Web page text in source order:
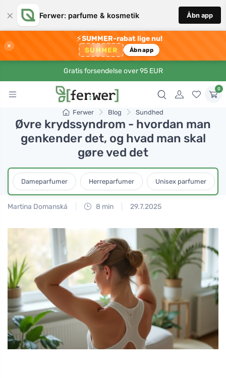
× Ferwer: parfume & kosmetik Åbn app
×
⚡SUMMER-rabat lige nu!
SUMMER Åbn app
Gratis forsendelse over 95 EUR
0
Ferwer Blog Sundhed
Øvre krydssyndrom - hvordan man
genkender det, og hvad man skal
gøre ved det
Dameparfumer Herreparfumer Unisex parfumer
Martina Domanská 8 min 29.7.2025